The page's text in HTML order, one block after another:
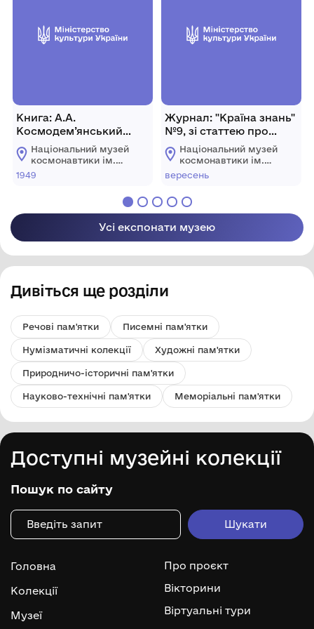
Книга: А.А.
Космодем’янський
«Знаменитый деятель
науки
К.Э.Циолковский»
Національний музей
космонавтики ім.
С.П. Корольова
1949
Журнал: "Країна знань"
№9, зі статтею про
українських
астрономів. 2016 р.,
Україна, м. Київ, 48 с.
Національний музей
космонавтики ім.
вересень
Усі експонати музею
Дивіться ще розділи
Речові пам'ятки Писемні пам'ятки
Нумізматичні колекції Художні пам'ятки
Природничо-історичні пам'ятки
Науково-технічні пам'ятки Меморіальні пам'ятки
Доступні музейні колекції
Пошук по сайту
Головна
Колекції
Музеї
Про проєкт
Вікторини
Віртуальні тури